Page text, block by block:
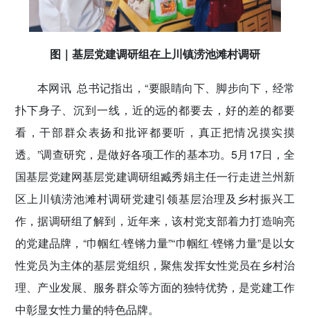
图｜基层党建调研组在上川镇涝池滩村调研
本网讯总书记指出，“要眼睛向下、脚步向下，经常
扑下身子、沉到一线，近的远的都要去，好的差的都要
看，干部群众表扬和批评都要听，真正把情况摸实摸
透。”调查研究，是做好各项工作的基本功。5月17日，全
国基层党建网基层党建调研组臧秀娟主任一行走进兰州新
区上川镇涝池滩村调研党建引领基层治理及乡村振兴工
作，据调研组了解到，近年来，该村党支部着力打造响亮
的党建品牌，“巾帼红·铿锵力量”“巾帼红·铿锵力量”是以女
性党员为主体的基层党组织，聚焦发挥女性党员在乡村治
理、产业发展、服务群众等方面的独特优势，是党建工作
中彰显女性力量的特色品牌。